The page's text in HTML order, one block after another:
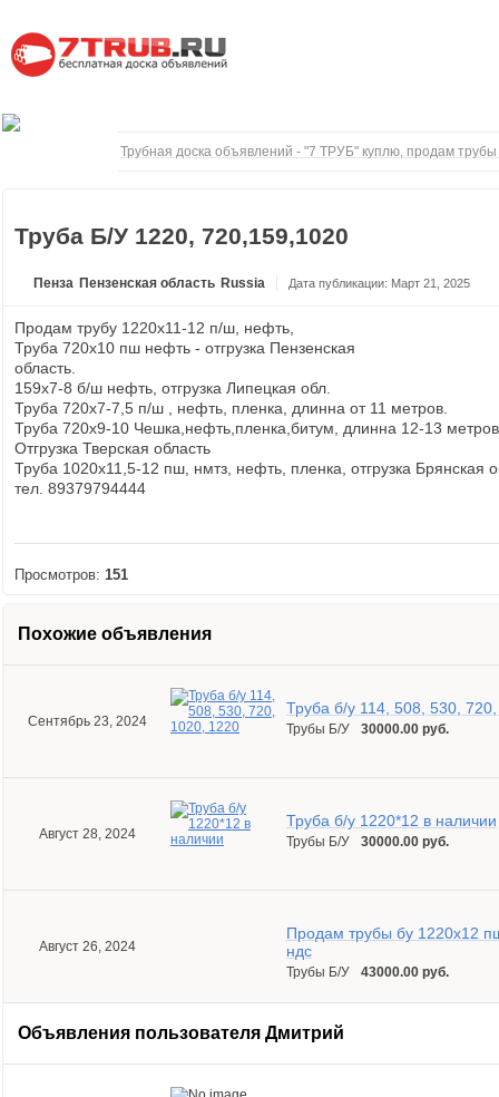
Трубная доска объявлений - "7 ТРУБ" куплю, продам
Труба Б/У 1220, 720,159,1020
Пенза Пензенская область Russia Дата публикации: Март 21, 2025
Продам трубу 1220х11-12 п/ш, нефть,
Труба 720х10 пш нефть - отгрузка Пензенская
область.
159х7-8 б/ш нефть, отгрузка Липецкая обл.
Труба 720х7-7,5 п/ш , нефть, пленка, длинна от 11 метров.
Труба 720х9-10 Чешка,нефть,пленка,битум, длинна 12-13
Отгрузка Тверская область
Труба 1020х11,5-12 пш, нмтз, нефть, пленка, отгрузка Брянская
тел. 89379794444
Просмотров: 151
Похожие объявления
Сентябрь 23, 2024
Труба б/у 114, 508, 530,
Трубы Б/У 30000.00 руб.
Август 28, 2024
Труба б/у 1220*12 в наличии
Трубы Б/У 30000.00 руб.
Август 26, 2024
Продам трубы бу 1220х12
ндс
Трубы Б/У 43000.00 руб.
Объявления пользователя Дмитрий